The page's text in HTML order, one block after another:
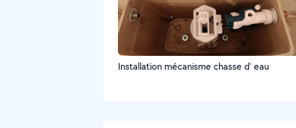
Installation mécanisme chasse d' eau